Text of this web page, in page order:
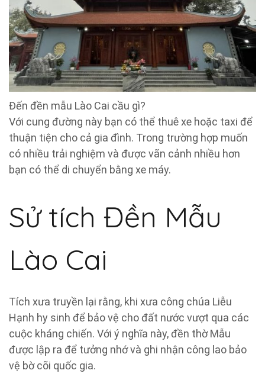
Đến đền mẫu Lào Cai cầu gì?
Với cung đường này bạn có thể thuê xe hoặc taxi để
thuận tiện cho cả gia đình. Trong trường hợp muốn
có nhiều trải nghiệm và được vãn cảnh nhiều hơn
bạn có thể di chuyển bằng xe máy.
Sử tích Đền Mẫu
Lào Cai
Tích xưa truyền lại rằng, khi xưa công chúa Liễu
Hạnh hy sinh để bảo vệ cho đất nước vượt qua các
cuộc kháng chiến. Với ý nghĩa này, đền thờ Mẫu
được lập ra để tưởng nhớ và ghi nhận công lao bảo
vệ bờ cõi quốc gia.